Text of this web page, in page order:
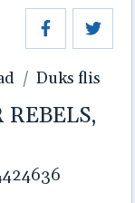
Duks flis